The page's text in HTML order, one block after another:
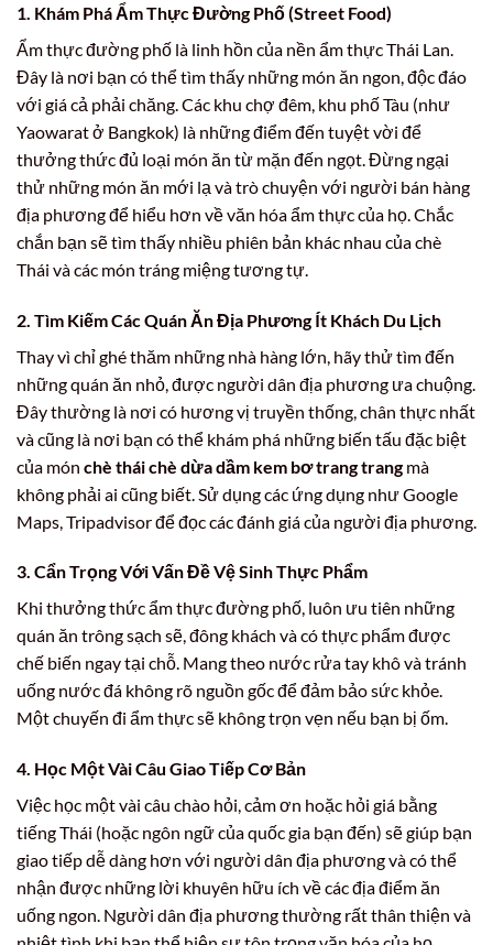
1. Khám Phá Ẩm Thực Đường Phố (Street Food)
Ẩm thực đường phố là linh hồn của nền ẩm thực Thái Lan.
Đây là nơi bạn có thể tìm thấy những món ăn ngon, độc đáo
với giá cả phải chăng. Các khu chợ đêm, khu phố Tàu (như
Yaowarat ở Bangkok) là những điểm đến tuyệt vời để
thưởng thức đủ loại món ăn từ mặn đến ngọt. Đừng ngại
thử những món ăn mới lạ và trò chuyện với người bán hàng
địa phương để hiểu hơn về văn hóa ẩm thực của họ. Chắc
chắn bạn sẽ tìm thấy nhiều phiên bản khác nhau của chè
Thái và các món tráng miệng tương tự.
2. Tìm Kiếm Các Quán Ăn Địa Phương Ít Khách Du Lịch
Thay vì chỉ ghé thăm những nhà hàng lớn, hãy thử tìm đến
những quán ăn nhỏ, được người dân địa phương ưa chuộng.
Đây thường là nơi có hương vị truyền thống, chân thực nhất
và cũng là nơi bạn có thể khám phá những biến tấu đặc biệt
của món chè thái chè dừa dầm kem bơ trang trangmà
không phải ai cũng biết. Sử dụng các ứng dụng như Google
Maps, Tripadvisor để đọc các đánh giá của người địa phương.
3. Cẩn Trọng Với Vấn Đề Vệ Sinh Thực Phẩm
Khi thưởng thức ẩm thực đường phố, luôn ưu tiên những
quán ăn trông sạch sẽ, đông khách và có thực phẩm được
chế biến ngay tại chỗ. Mang theo nước rửa tay khô và tránh
uống nước đá không rõ nguồn gốc để đảm bảo sức khỏe.
Một chuyến đi ẩm thực sẽ không trọn vẹn nếu bạn bị ốm.
4. Học Một Vài Câu Giao Tiếp Cơ Bản
Việc học một vài câu chào hỏi, cảm ơn hoặc hỏi giá bằng
tiếng Thái (hoặc ngôn ngữ của quốc gia bạn đến) sẽ giúp bạn
giao tiếp dễ dàng hơn với người dân địa phương và có thể
nhận được những lời khuyên hữu ích về các địa điểm ăn
uống ngon. Người dân địa phương thường rất thân thiện và